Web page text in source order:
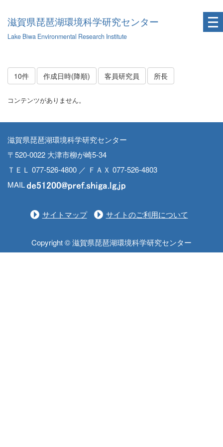
滋賀県琵琶湖環境科学研究センター
Lake Biwa Environmental Research Institute
10件 作成日時(降順) 客員研究員 所長
コンテンツがありません。
滋賀県琵琶湖環境科学研究センター
〒520-0022 大津市柳が崎5-34
ＴＥＬ 077-526-4800 ／ ＦＡＸ 077-526-4803
MAIL
サイトマップ サイトのご利用について
Copyright © 滋賀県琵琶湖環境科学研究センター